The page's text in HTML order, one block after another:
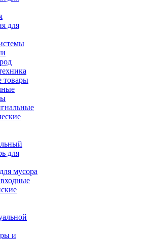
для
товары
для
мусора
и